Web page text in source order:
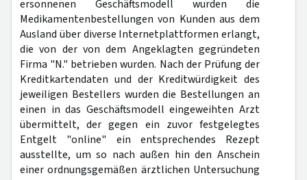
ersonnenen Geschäftsmodell wurden die
Medikamentenbestellungen von Kunden aus dem
Ausland über diverse Internetplattformen erlangt,
die von der von dem Angeklagten gegründeten
Firma "N." betrieben wurden. Nach der Prüfung der
Kreditkartendaten und der Kreditwürdigkeit des
jeweiligen Bestellers wurden die Bestellungen an
einen in das Geschäftsmodell eingeweihten Arzt
übermittelt, der gegen ein zuvor festgelegtes
Entgelt "online" ein entsprechendes Rezept
ausstellte, um so nach außen hin den Anschein
einer ordnungsgemäßen ärztlichen Untersuchung